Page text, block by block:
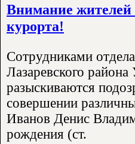
Внимание жителей
курорта!
Сотрудниками
Лазаревского
разыскиваются
совершении
Иванов Денис
рождения (ст.